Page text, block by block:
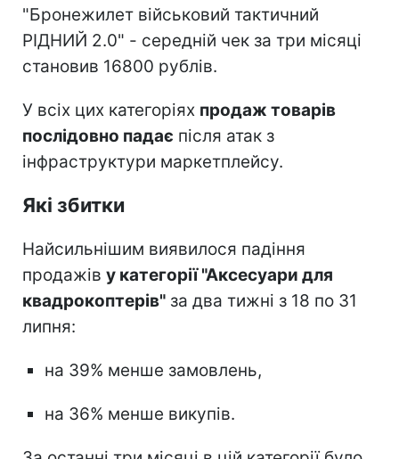
"Бронежилет військовий тактичний
РІДНИЙ 2.0" - середній чек за три місяці
становив 16800 рублів.
У всіх цих категоріях продаж товарів
послідовно падає після атак з
інфраструктури маркетплейсу.
Які збитки
Найсильнішим виявилося падіння
продажів у категорії "Аксесуари для
квадрокоптерів" за два тижні з 18 по 31
липня:
на 39% менше замовлень,
на 36% менше викупів.